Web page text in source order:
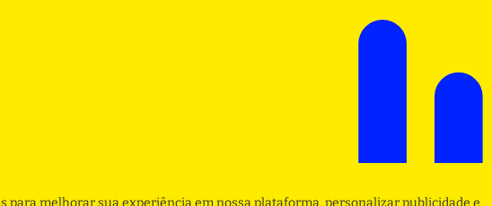
para melhorar sua experiência em nossa plataforma, personalizar publicidade e